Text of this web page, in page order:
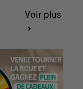
Voir plus